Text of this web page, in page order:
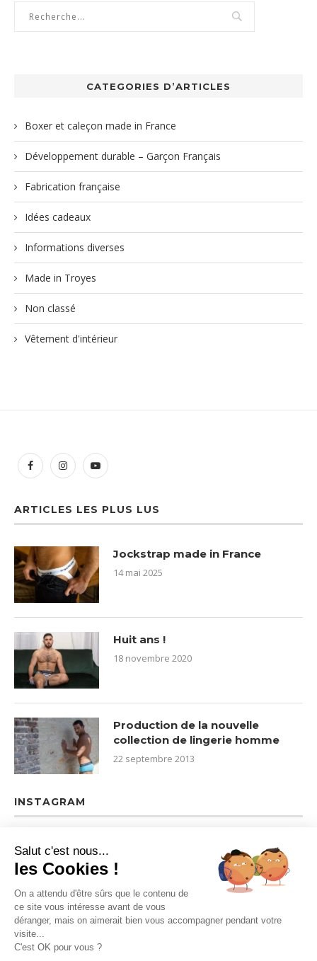
CATEGORIES D’ARTICLES
Boxer et caleçon made in France
Développement durable – Garçon Français
Fabrication française
Idées cadeaux
Informations diverses
Made in Troyes
Non classé
Vêtement d'intérieur
ARTICLES LES PLUS LUS
Jockstrap made in France
14 mai 2025
Huit ans !
18 novembre 2020
Production de la nouvelle
collection de lingerie homme
22 septembre 2013
INSTAGRAM
Salut c'est nous...
les Cookies !
On a attendu d'être sûrs que le contenu de
ce site vous intéresse avant de vous
déranger, mais on aimerait bien vous accompagner pendant votre
visite...
C'est OK pour vous ?